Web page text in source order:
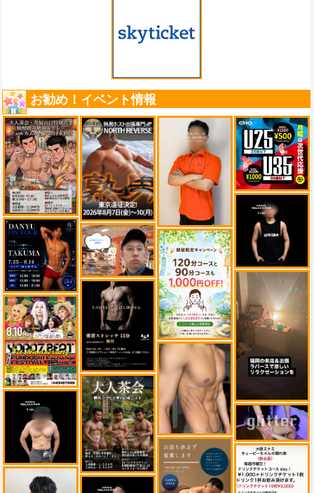
お勧め！イベント情報